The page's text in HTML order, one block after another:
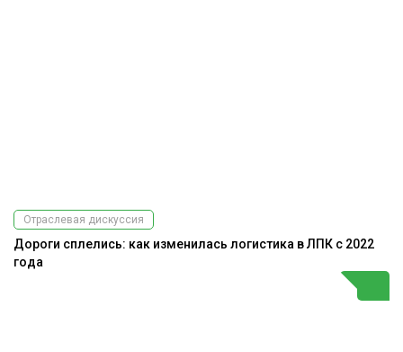
Отраслевая дискуссия
Дороги сплелись: как изменилась логистика в ЛПК с 2022
года